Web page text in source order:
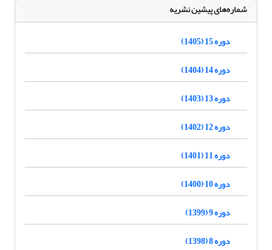
شماره‌های پیشین نشریه
دوره 15 (1405)
دوره 14 (1404)
دوره 13 (1403)
دوره 12 (1402)
دوره 11 (1401)
دوره 10 (1400)
دوره 9 (1399)
دوره 8 (1398)